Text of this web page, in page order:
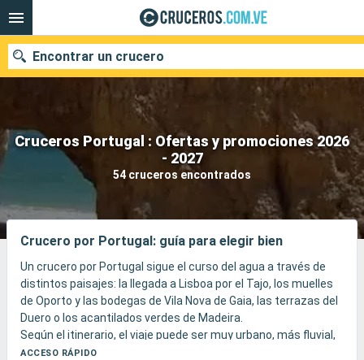
Cruceros Portugal : Ofertas y promociones 2026
- 2027
54 cruceros encontrados
Encontrar un crucero
Nuestros destinos
Fecha de salida
Puertos Compañías
Buscar
Crucero por Portugal: guía para elegir bien
Un crucero por Portugal sigue el curso del agua a través de
distintos paisajes: la llegada a Lisboa por el Tajo, los muelles
de Oporto y las bodegas de Vila Nova de Gaia, las terrazas del
Duero o los acantilados verdes de Madeira.
Según el itinerario, el viaje puede ser muy urbano, más fluvial,
atlántico o insular, entre azulejos, miradores, vinos,
ACCESO RÁPIDO